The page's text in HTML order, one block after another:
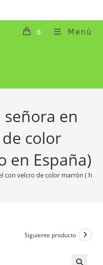
0 Menú
en
color
en España)
con velcro de color marrón (
Siguiente producto